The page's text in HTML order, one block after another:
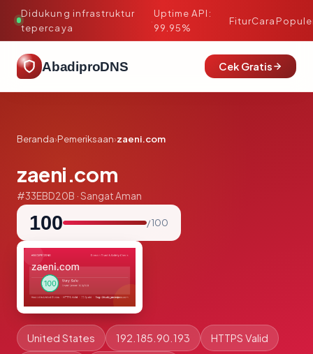
Didukung infrastruktur
tepercaya
·
Uptime API:
99.95%
FiturCara
AbadiproDNS Cek Gratis
Beranda›Pemeriksaan›zaeni.com
zaeni.com
#33EBD20B · Sangat Aman
100 / 100
United States 192.185.90.193 HTTPS Valid